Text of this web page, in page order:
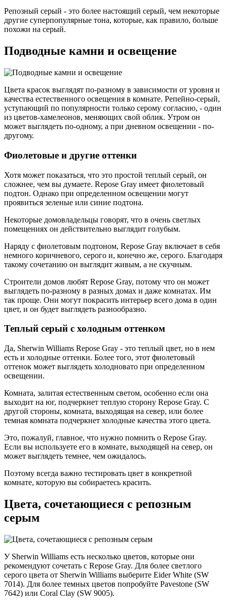
Репозный серый - это более настоящий серый, чем некоторые
другие суперпопулярные тона, которые, как правило, больше
похожи на серый.
Подводные камни и освещение
Цвета красок выглядят по-разному в зависимости от уровня и
качества естественного освещения в комнате. Репейно-серый,
уступающий по популярности только серому согласию, - один
из цветов-хамелеонов, меняющих свой облик. Утром он
может выглядеть по-одному, а при дневном освещении - по-
другому.
Фиолетовые и другие оттенки
Хотя может показаться, что это простой теплый серый, он
сложнее, чем вы думаете. Repose Gray имеет фиолетовый
подтон. Однако при определенном освещении могут
проявиться зеленые или синие подтона.
Некоторые домовладельцы говорят, что в очень светлых
помещениях он действительно выглядит голубым.
Наряду с фиолетовым подтоном, Repose Gray включает в себя
немного коричневого, серого и, конечно же, серого. Благодаря
такому сочетанию он выглядит живым, а не скучным.
Строители домов любят Repose Gray, потому что он может
выглядеть по-разному в разных домах и даже комнатах. Им
так проще. Они могут покрасить интерьер всего дома в один
цвет, и он будет выглядеть разнообразно.
Теплый серый с холодным оттенком
Да, Sherwin Williams Repose Gray - это теплый цвет, но в нем
есть и холодные оттенки. Более того, этот фиолетовый
оттенок может выглядеть холодновато при определенном
освещении.
Комната, залитая естественным светом, особенно если она
выходит на юг, подчеркнет теплую сторону Repose Gray. С
другой стороны, комната, выходящая на север, или более
темная комната подчеркнет холодные качества этого цвета.
Это, пожалуй, главное, что нужно помнить о Repose Gray.
Если вы используете его в комнате, выходящей на север, он
может выглядеть темнее, чем ожидалось.
Поэтому всегда важно тестировать цвет в конкретной
комнате, которую вы собираетесь красить.
Цвета, сочетающиеся с репозным
серым
У Sherwin Williams есть несколько цветов, которые они
рекомендуют сочетать с Repose Gray. Для более светлого
серого цвета от Sherwin Williams выберите Eider White (SW
7014). Для более темных цветов попробуйте Pavestone (SW
7642) или Coral Clay (SW 9005).